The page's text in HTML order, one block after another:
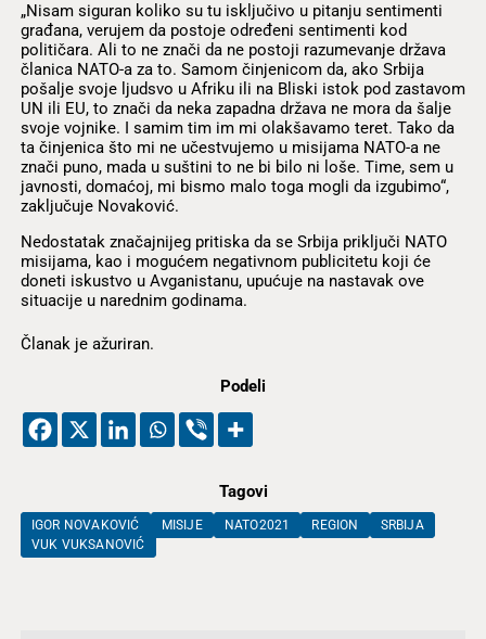
„Nisam siguran koliko su tu isključivo u pitanju sentimenti
građana, verujem da postoje određeni sentimenti kod
političara. Ali to ne znači da ne postoji razumevanje država
članica NATO-a za to. Samom činjenicom da, ako Srbija
pošalje svoje ljudsvo u Afriku ili na Bliski istok pod zastavom
UN ili EU, to znači da neka zapadna država ne mora da šalje
svoje vojnike. I samim tim im mi olakšavamo teret. Tako da
ta činjenica što mi ne učestvujemo u misijama NATO-a ne
znači puno, mada u suštini to ne bi bilo ni loše. Time, sem u
javnosti, domaćoj, mi bismo malo toga mogli da izgubimo“,
zaključuje Novaković.
Nedostatak značajnijeg pritiska da se Srbija priključi NATO
misijama, kao i mogućem negativnom publicitetu koji će
doneti iskustvo u Avganistanu, upućuje na nastavak ove
situacije u narednim godinama.
Članak je ažuriran.
Podeli
Tagovi
IGOR NOVAKOVIĆ MISIJE NATO2021 REGION
SRBIJA
VUK VUKSANOVIĆ